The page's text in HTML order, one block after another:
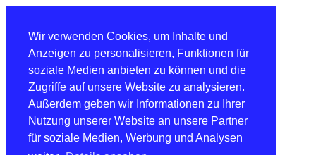
Wir verwenden Cookies, um Inhalte und
Anzeigen zu personalisieren, Funktionen für
soziale Medien anbieten zu können und die
Zugriffe auf unsere Website zu analysieren.
Außerdem geben wir Informationen zu Ihrer
Nutzung unserer Website an unsere Partner
für soziale Medien, Werbung und Analysen